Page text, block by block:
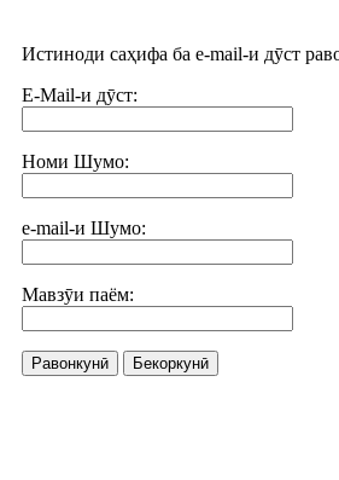
Истиноди саҳифа ба e-mail-и дӯст
E-Mail-и дӯст:
Номи Шумо:
e-mail-и Шумо:
Мавзӯи паём:
Равонкунӣ Бекоркунӣ